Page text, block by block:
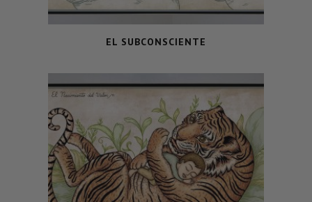
EL SUBCONSCIENTE